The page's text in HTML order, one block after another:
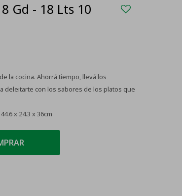
Gd - 18 Lts 10
la cocina. Ahorrá tiempo, llevá los
deleitarte con los sabores de los platos que
x 24.3 x 36cm